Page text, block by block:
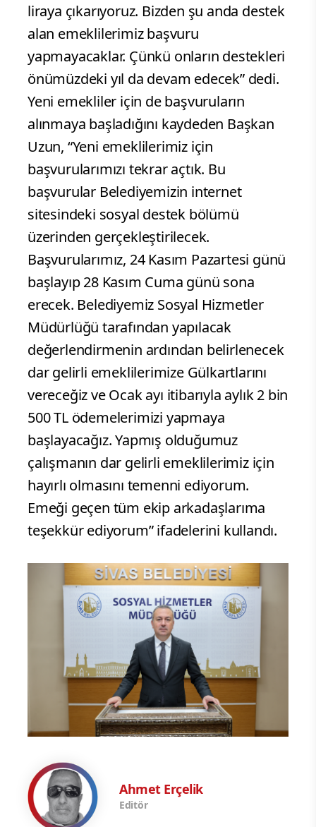
liraya çıkarıyoruz. Bizden şu anda destek
alan emeklilerimiz başvuru
yapmayacaklar. Çünkü onların destekleri
önümüzdeki yıl da devam edecek” dedi.
Yeni emekliler için de başvuruların
alınmaya başladığını kaydeden Başkan
Uzun, “Yeni emeklilerimiz için
başvurularımızı tekrar açtık. Bu
başvurular Belediyemizin internet
sitesindeki sosyal destek bölümü
üzerinden gerçekleştirilecek.
Başvurularımız, 24 Kasım Pazartesi günü
başlayıp 28 Kasım Cuma günü sona
erecek. Belediyemiz Sosyal Hizmetler
Müdürlüğü tarafından yapılacak
değerlendirmenin ardından belirlenecek
dar gelirli emeklilerimize Gülkartlarını
vereceğiz ve Ocak ayı itibarıyla aylık 2 bin
500 TL ödemelerimizi yapmaya
başlayacağız. Yapmış olduğumuz
çalışmanın dar gelirli emeklilerimiz için
hayırlı olmasını temenni ediyorum.
Emeği geçen tüm ekip arkadaşlarıma
teşekkür ediyorum” ifadelerini kullandı.
Ahmet Erçelik
Editör